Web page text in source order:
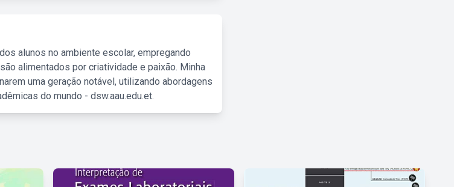
alunos no ambiente escolar, empregando
alimentados por criatividade e paixão. Minha
uma geração notável, utilizando abordagens
do mundo - dsw.aau.edu.et.